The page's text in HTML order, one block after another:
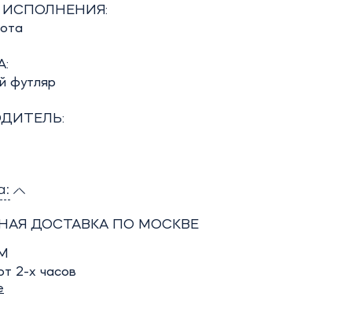
футляр
ДОСТАВКА ПО МОСКВЕ
2-х часов